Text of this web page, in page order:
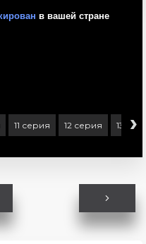
11 серия 12 серия 13 ›